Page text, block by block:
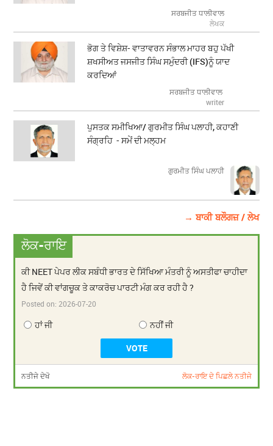
ਸਰਬਜੀਤ ਧਾਲੀਵਾਲ
ਲੇਖਕ
ਭੋਗ ਤੇ ਵਿਸ਼ੇਸ਼- ਵਾਤਾਵਰਨ ਸੰਭਾਲ ਮਾਹਰ ਬਹੁ ਪੱਖੀ
ਸ਼ਖਸੀਅਤ ਜਸਜੀਤ ਸਿੰਘ ਸਮੁੰਦਰੀ (IFS)ਨੂੰ ਯਾਦ
ਕਰਦਿਆਂ
ਸਰਬਜੀਤ ਧਾਲੀਵਾਲ
writer
ਪੁਸਤਕ ਸਮੀਖਿਆ/ ਗੁਰਮੀਤ ਸਿੰਘ ਪਲਾਹੀ, ਕਹਾਣੀ
ਸੰਗ੍ਰਹਿ - ਸਮੇਂ ਦੀ ਮਲ੍ਹਮ
ਗੁਰਮੀਤ ਸਿੰਘ ਪਲਾਹੀ
→ ਬਾਕੀ ਬਲੌਗਜ਼ / ਲੇਖ
ਲੋਕ-ਰਾਇ
ਕੀ NEET ਪੇਪਰ ਲੀਕ ਸਬੰਧੀ ਭਾਰਤ ਦੇ ਸਿੱਖਿਆ ਮੰਤਰੀ ਨੂੰ ਅਸਤੀਫਾ ਚਾਹੀਦਾ
ਹੈ ਜਿਵੇਂ ਕੀ ਵਾਂਗਚੂਕ ਤੇ ਕਾਕਰੋਚ ਪਾਰਟੀ ਮੰਗ ਕਰ ਰਹੀ ਹੈ ?
Posted on:2026-07-20
ਹਾਂ ਜੀ ਨਹੀਂ ਜੀ
ਨਤੀਜੇ ਦੇਖੋ ਲੋਕ-ਰਾਇ ਦੇ ਪਿਛਲੇ ਨਤੀਜੇ